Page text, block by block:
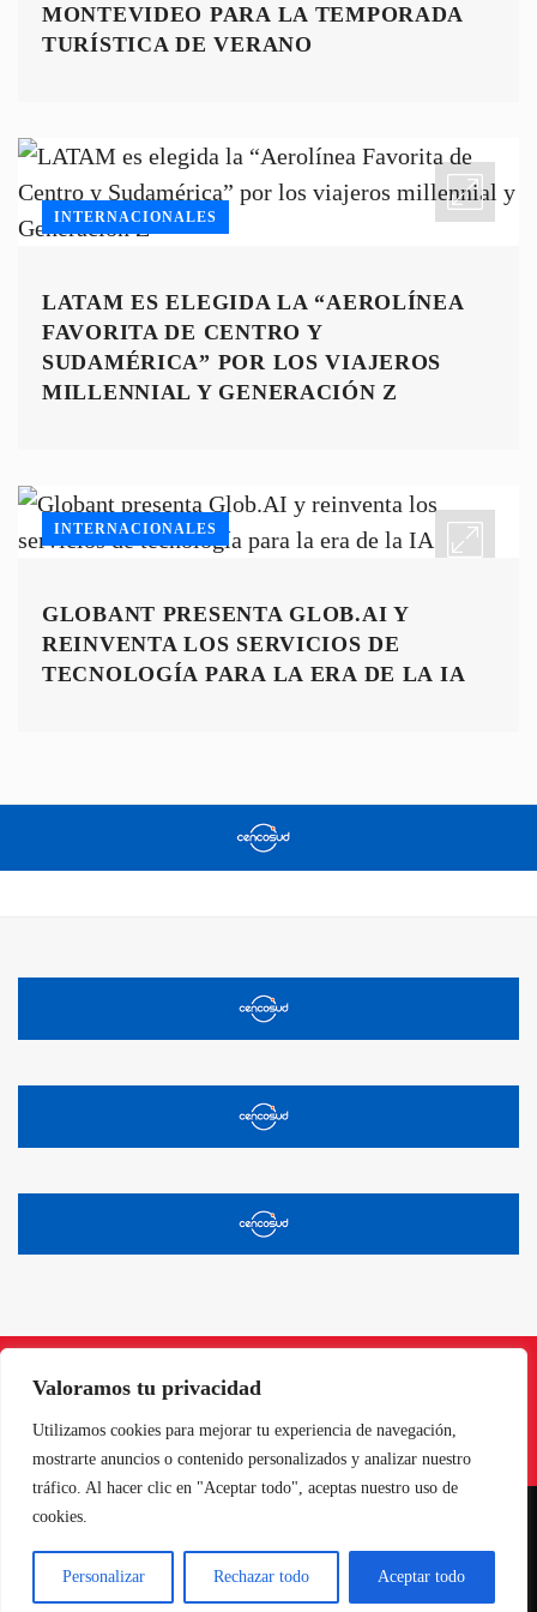
Valoramos tu privacidad
Utilizamos cookies para mejorar tu experiencia de navegación,
mostrarte anuncios o contenido personalizados y analizar nuestro
tráfico. Al hacer clic en "Aceptar todo", aceptas nuestro uso de
cookies.
Personalizar Rechazar todo Aceptar todo
MONTEVIDEO PARA LA TEMPORADA
TURÍSTICA DE VERANO
INTERNACIONALES
LATAM ES ELEGIDA LA “AEROLÍNEA
FAVORITA DE CENTRO Y
SUDAMÉRICA” POR LOS VIAJEROS
MILLENNIAL Y GENERACIÓN Z
INTERNACIONALES
GLOBANT PRESENTA GLOB.AI Y
REINVENTA LOS SERVICIOS DE
TECNOLOGÍA PARA LA ERA DE LA IA
InstagramFacebook
X
NORTE EN LÍNEA - TODOS LOS DERECHOS RESERVADOS